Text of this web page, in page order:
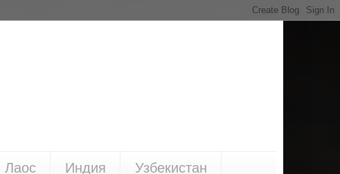
Лаос Индия Узбекистан